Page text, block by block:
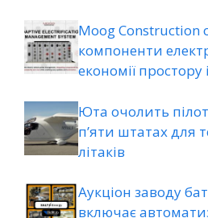
Moog Construction
компоненти
економії простору
Юта очолить
п’яти штатах для
літаків
Аукціон заводу
включає